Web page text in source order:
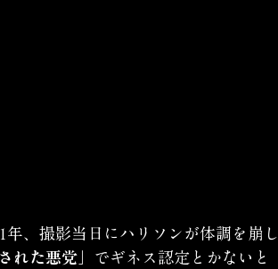
、撮影当日にハリソンが体調を崩し
れた悪党」
でギネス認定とかないと